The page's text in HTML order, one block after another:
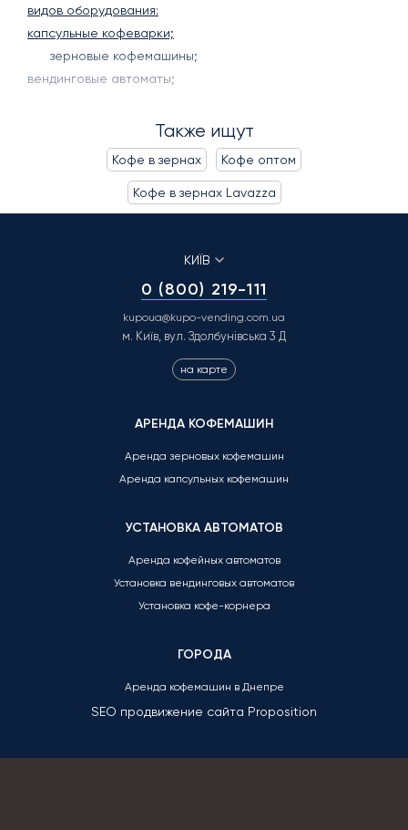
видов оборудования:
капсульные кофеварки;
зерновые кофемашины;
вендинговые автоматы;
Также ищут
Кофе в зернах Кофе оптом
Кофе в зернах Lavazza
КИЇВ
0 (800) 219-111
kupoua@kupo-vending.com.ua
м. Київ, вул. Здолбунівська 3 Д
на карте
АРЕНДА КОФЕМАШИН
Аренда зерновых кофемашин
Аренда капсульных кофемашин
УСТАНОВКА АВТОМАТОВ
Аренда кофейных автоматов
Установка вендинговых автоматов
Установка кофе-корнера
ГОРОДА
Аренда кофемашин в Днепре
SEO продвижение сайта Proposition